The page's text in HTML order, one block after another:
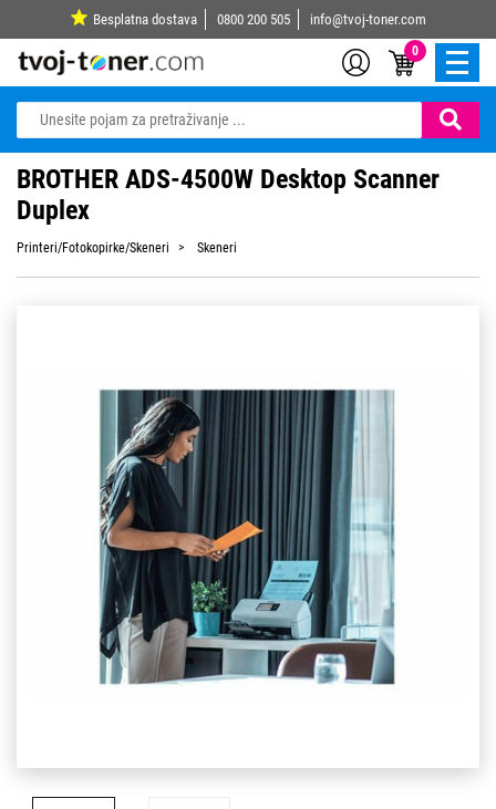
Besplatna dostava 0800 200 505 info@tvoj-toner.com
0
BROTHER ADS-4500W Desktop Scanner
Duplex
Printeri/Fotokopirke/Skeneri Skeneri